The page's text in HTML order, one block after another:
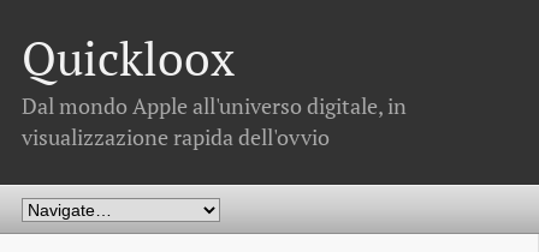
Quickloox
Dal mondo Apple all'universo digitale, in
visualizzazione rapida dell'ovvio